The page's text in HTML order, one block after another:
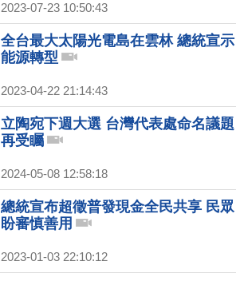
2023-07-23 10:50:43
全台最大太陽光電島在雲林 總統宣示
能源轉型
2023-04-22 21:14:43
立陶宛下週大選 台灣代表處命名議題
再受矚
2024-05-08 12:58:18
總統宣布超徵普發現金全民共享 民眾
盼審慎善用
2023-01-03 22:10:12